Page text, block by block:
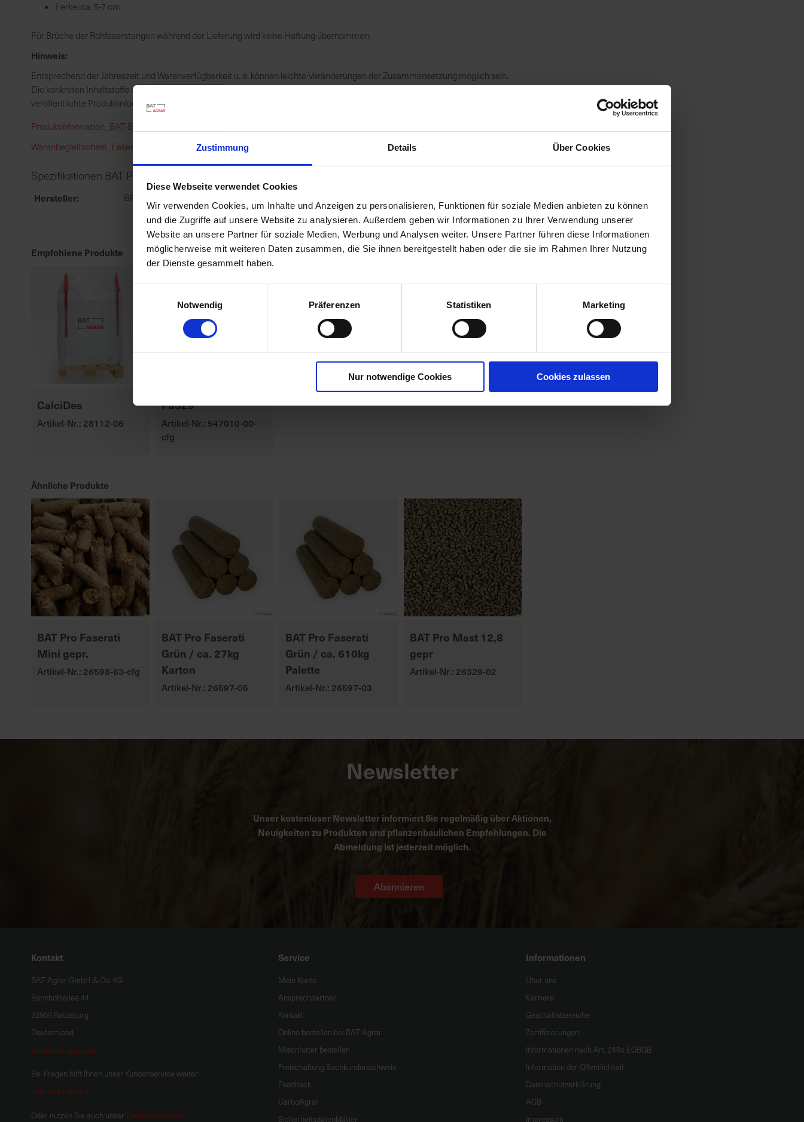
Zustimmung Details Über Cookies
Diese Webseite verwendet Cookies
Wir verwenden Cookies, um Inhalte und Anzeigen zu personalisieren, Funktionen für soziale Medien anbieten zu können
und die Zugriffe auf unsere Website zu analysieren. Außerdem geben wir Informationen zu Ihrer Verwendung unserer
Website an unsere Partner für soziale Medien, Werbung und Analysen weiter. Unsere Partner führen diese Informationen
möglicherweise mit weiteren Daten zusammen, die Sie ihnen bereitgestellt haben oder die sie im Rahmen Ihrer Nutzung
der Dienste gesammelt haben.
Notwendig
Präferenzen Statistiken Marketing
Nur notwendige Cookies Cookies zulassen
Ferkel ca. 5-7 cm
Für Brüche der Rohfaserstangen während der Lieferung wird keine Haftung übernommen.
Hinweis:
Entsprechend der Jahreszeit und Warenverfügbarkeit u. a. können leichte Veränderungen der Zusammensetzung möglich sein.
Die konkreten Inhaltstoffe des Futters entnehmen Sie bitte der Deklaration auf jedem ausgelieferten Futtersack. Die
veröffentlichte Produktinformation entspricht der Zusammensetzung zum Zeitpunkt der Veröffentlichung.
Produktinformation_BAT-Schaffutter_2023-12-04.pdf
Warenbegleitschein_Faserati_2021-06-04.pdf
Spezifikationen BAT Pro Faserati / ca. 610kg Palette
Hersteller BAT Agrar GmbH & Co.KG
Empfohlene Produkte
CalciDes
Artikel-Nr.: 28112-06
P8329
Artikel-Nr.: 547010-00-
cfg
Ähnliche Produkte
BAT Pro Faserati
Mini gepr.
Artikel-Nr.: 26598-63-cfg
BAT Pro Faserati
Grün / ca. 27kg
Karton
Artikel-Nr.: 26597-05
BAT Pro Faserati
Grün / ca. 610kg
Palette
Artikel-Nr.: 26597-03
BAT Pro Mast 12,8
gepr
Artikel-Nr.: 26329-02
Newsletter
Unser kostenloser Newsletter informiert Sie regelmäßig über Aktionen,
Neuigkeiten zu Produkten und pflanzenbaulichen Empfehlungen. Die
Abmeldung ist jederzeit möglich.
Abonnieren
Kontakt
BAT Agrar GmbH & Co. KG
Bahnhofsallee 44
23909 Ratzeburg
Deutschland
info@bat-agrar.de
Bei Fragen hilft Ihnen unser Kundenservice weiter:
+49 4541 806 0
Oder nutzen Sie auch unser Onlineformular.
Service
Mein Konto
Ansprechpartner
Kontakt
Online bestellen bei BAT Agrar
Mischfutter bestellen
Freischaltung Sachkundenachweis
Feedback
CarboAgrar
Sicherheitsdatenblätter
Informationen
Über uns
Karriere
Geschäftsbereiche
Zertifizierungen
Informationen nach Art. 246c EGBGB
Information der Öffentlichkeit
Datenschutzerklärung
AGB
Impressum